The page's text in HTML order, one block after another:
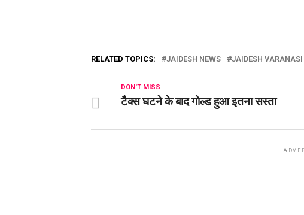
RELATED TOPICS: JAIDESH NEWS JAIDESH VARANASI
DON'T MISS
टैक्स घटने के बाद गोल्ड हुआ इतना सस्ता